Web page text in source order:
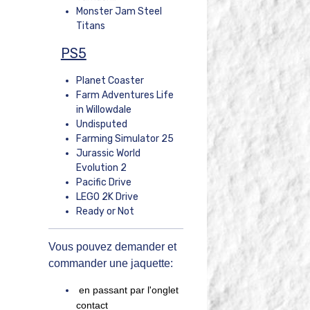
Monster Jam Steel
Titans
PS5
Planet Coaster
Farm Adventures Life
in Willowdale
Undisputed
Farming Simulator 25
Jurassic World
Evolution 2
Pacific Drive
LEGO 2K Drive
Ready or Not
Vous pouvez demander et
commander une jaquette:
en passant par l'onglet
contact